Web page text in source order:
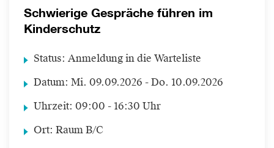
Schwierige Gespräche führen im
Kinderschutz
Status: Anmeldung in die Warteliste
Datum: Mi. 09.09.2026 - Do. 10.09.2026
Uhrzeit: 09:00 - 16:30 Uhr
Ort: Raum B/C